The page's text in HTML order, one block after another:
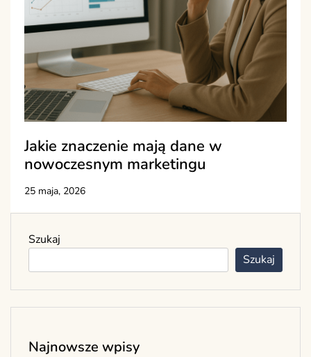
Jakie znaczenie mają dane w
nowoczesnym marketingu
25 maja, 2026
Szukaj
Szukaj
Najnowsze wpisy